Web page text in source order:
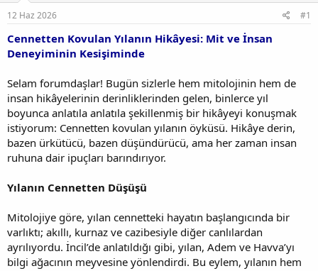
b
a
ş
a
a
n
ç
a
h
i
12 Haz 2026 #1
Cennetten Kovulan Yılanın Hikâyesi: Mit ve İnsan
Deneyiminin Kesişiminde
Selam forumdaşlar! Bugün sizlerle hem mitolojinin hem de
insan hikâyelerinin derinliklerinden gelen, binlerce yıl
boyunca anlatıla anlatıla şekillenmiş bir hikâyeyi konuşmak
istiyorum: Cennetten kovulan yılanın öyküsü. Hikâye derin,
bazen ürkütücü, bazen düşündürücü, ama her zaman insan
ruhuna dair ipuçları barındırıyor.
Yılanın Cennetten Düşüşü
Mitolojiye göre, yılan cennetteki hayatın başlangıcında bir
varlıktı; akıllı, kurnaz ve cazibesiyle diğer canlılardan
ayrılıyordu. İncil’de anlatıldığı gibi, yılan, Adem ve Havva’yı
bilgi ağacının meyvesine yönlendirdi. Bu eylem, yılanın hem